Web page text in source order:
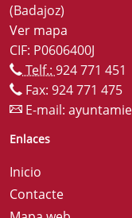
(Badajoz)
Ver mapa
CIF: P0606400J
Telf.: 924 771 451
Fax: 924 771 475
E-mail:
Enlaces
Inicio
Contacte